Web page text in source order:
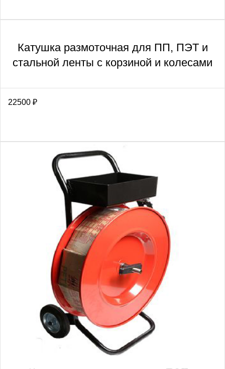
Катушка размоточная для ПП, ПЭТ и
стальной ленты с корзиной и колесами
22500 ₽